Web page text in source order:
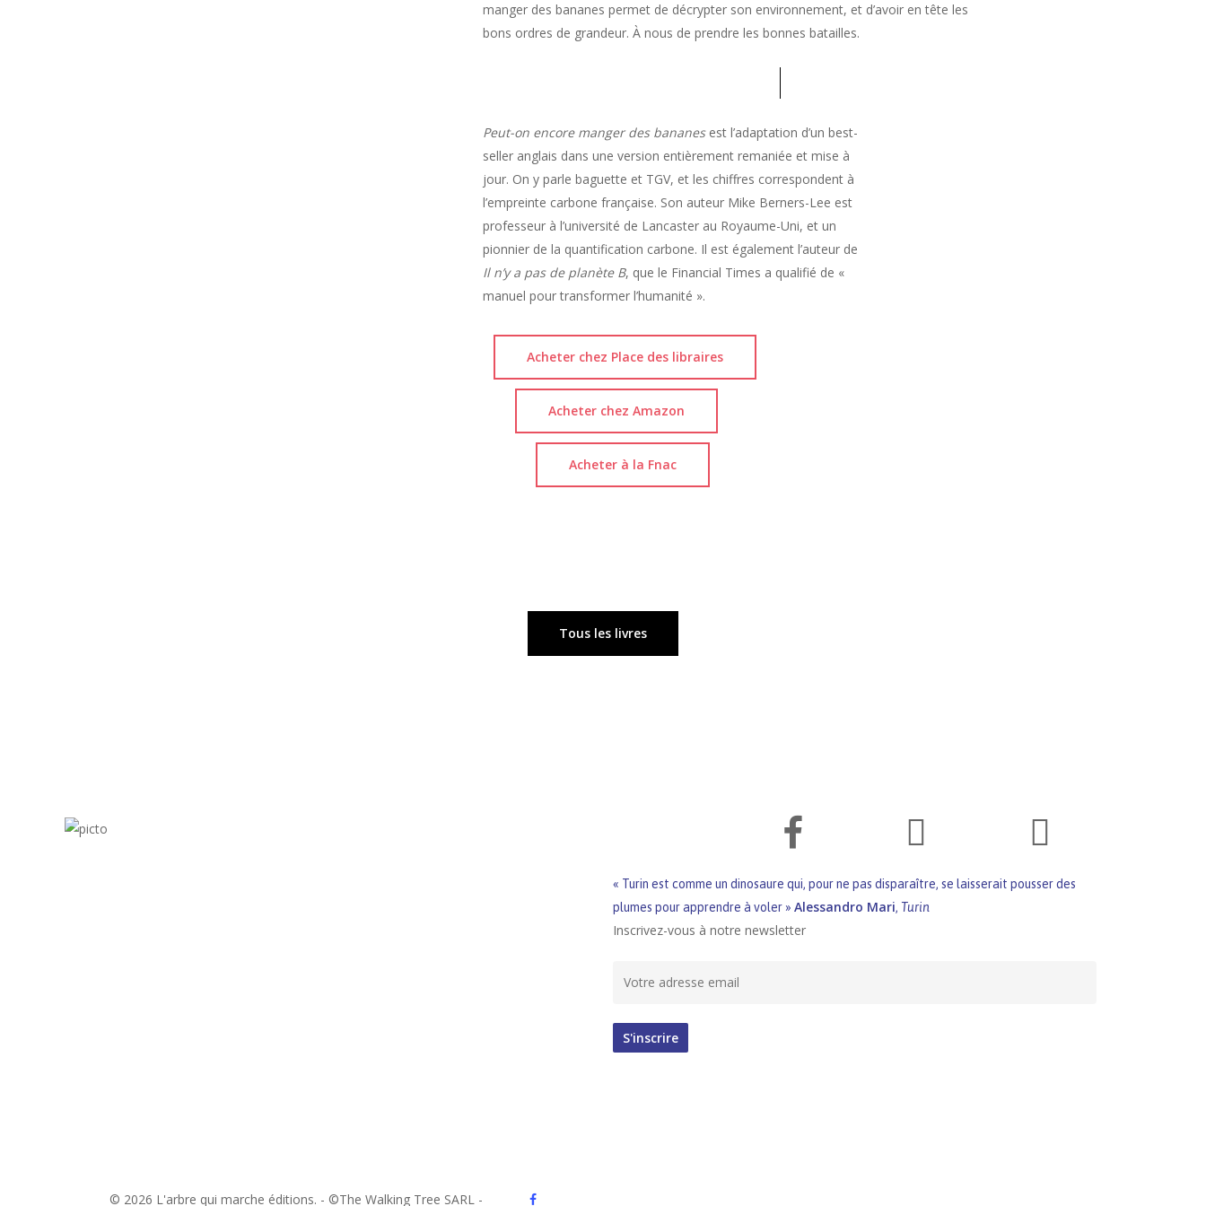
manger des bananes permet de décrypter son environnement, et d’avoir en tête les
bons ordres de grandeur. À nous de prendre les bonnes batailles.
Peut-on encore manger des bananesest l’adaptation d’un best-
seller anglais dans une version entièrement remaniée et mise à
jour. On y parle baguette et TGV, et les chiffres correspondent à
l’empreinte carbone française. Son auteur Mike Berners-Lee est
professeur à l’université de Lancaster au Royaume-Uni, et un
pionnier de la quantification carbone. Il est également l’auteur de
Il n’y a pas de planète B, que le Financial Times a qualifié de «
manuel pour transformer l’humanité ».
Acheter chez Place des libraires
Acheter chez Amazon
Acheter à la Fnac
Tous les livres
« Turin est comme un dinosaure qui, pour ne pas disparaître, se laisserait pousser des
plumes pour apprendre à voler » Alessandro Mari, Turin
Inscrivez-vous à notre newsletter
© 2026 L'arbre qui marche éditions. - ©The Walking Tree SARL - facebook